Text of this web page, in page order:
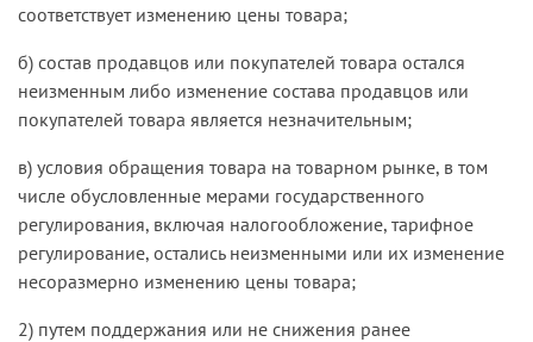
соответствует изменению цены товара;
б) состав продавцов или покупателей товара остался
неизменным либо изменение состава продавцов или
покупателей товара является незначительным;
в) условия обращения товара на товарном рынке, в том
числе обусловленные мерами государственного
регулирования, включая налогообложение, тарифное
регулирование, остались неизменными или их изменение
несоразмерно изменению цены товара;
2) путем поддержания или не снижения ранее